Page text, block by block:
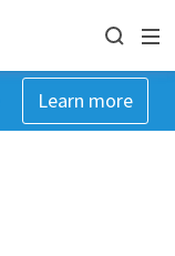
Learn more